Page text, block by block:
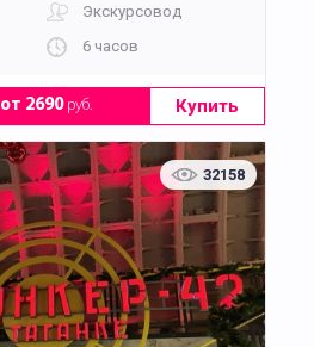
Экскурсовод
6 часов
от 2690руб. Купить
32158